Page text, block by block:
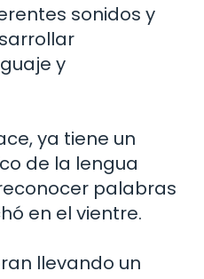
sonidos y
y
ya tiene un
de la lengua
palabras
en el vientre.
llevando un